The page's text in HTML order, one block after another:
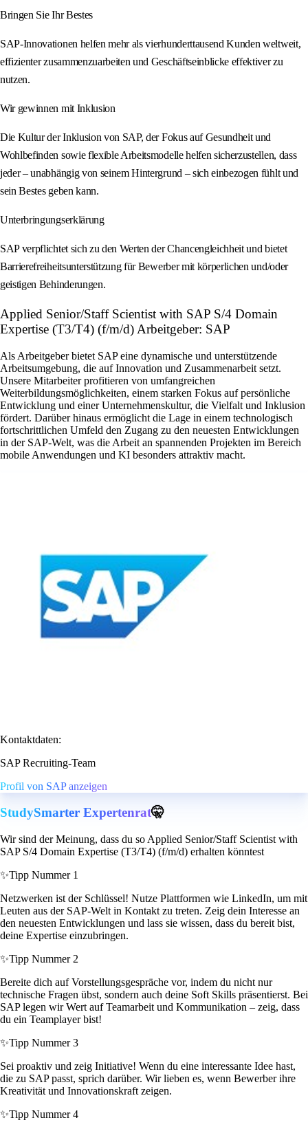
Bringen Sie Ihr Bestes
SAP-Innovationen helfen mehr als vierhunderttausend Kunden weltweit,
effizienter zusammenzuarbeiten und Geschäftseinblicke effektiver zu
nutzen.
Wir gewinnen mit Inklusion
Die Kultur der Inklusion von SAP, der Fokus auf Gesundheit und
Wohlbefinden sowie flexible Arbeitsmodelle helfen sicherzustellen, dass
jeder – unabhängig von seinem Hintergrund – sich einbezogen fühlt und
sein Bestes geben kann.
Unterbringungserklärung
SAP verpflichtet sich zu den Werten der Chancengleichheit und bietet
Barrierefreiheitsunterstützung für Bewerber mit körperlichen und/oder
geistigen Behinderungen.
Applied Senior/Staff Scientist with SAP S/4 Domain
Expertise (T3/T4) (f/m/d) Arbeitgeber: SAP
Als Arbeitgeber bietet SAP eine dynamische und unterstützende
Arbeitsumgebung, die auf Innovation und Zusammenarbeit setzt.
Unsere Mitarbeiter profitieren von umfangreichen
Weiterbildungsmöglichkeiten, einem starken Fokus auf persönliche
Entwicklung und einer Unternehmenskultur, die Vielfalt und Inklusion
fördert. Darüber hinaus ermöglicht die Lage in einem technologisch
fortschrittlichen Umfeld den Zugang zu den neuesten Entwicklungen
in der SAP-Welt, was die Arbeit an spannenden Projekten im Bereich
mobile Anwendungen und KI besonders attraktiv macht.
Kontaktdaten:
SAP Recruiting-Team
Profil von SAP anzeigen
StudySmarter Expertenrat🤫
Wir sind der Meinung, dass du so Applied Senior/Staff Scientist with
SAP S/4 Domain Expertise (T3/T4) (f/m/d) erhalten könntest
✨Tipp Nummer 1
Netzwerken ist der Schlüssel! Nutze Plattformen wie LinkedIn, um mit
Leuten aus der SAP-Welt in Kontakt zu treten. Zeig dein Interesse an
den neuesten Entwicklungen und lass sie wissen, dass du bereit bist,
deine Expertise einzubringen.
✨Tipp Nummer 2
Bereite dich auf Vorstellungsgespräche vor, indem du nicht nur
technische Fragen übst, sondern auch deine Soft Skills präsentierst. Bei
SAP legen wir Wert auf Teamarbeit und Kommunikation – zeig, dass
du ein Teamplayer bist!
✨Tipp Nummer 3
Sei proaktiv und zeig Initiative! Wenn du eine interessante Idee hast,
die zu SAP passt, sprich darüber. Wir lieben es, wenn Bewerber ihre
Kreativität und Innovationskraft zeigen.
✨Tipp Nummer 4